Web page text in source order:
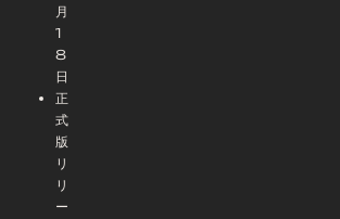
月
1
8
日
正
式
版
リ
リ
ー